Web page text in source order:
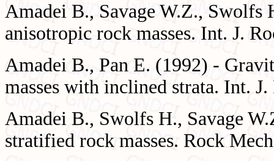
Amadei B., Savage W.Z., Swolfs
anisotropic rock masses. Int. J.
Amadei B., Pan E. (1992) -
masses with inclined strata. Int.
Amadei B., Swolfs H., Savage
stratified rock masses. Rock